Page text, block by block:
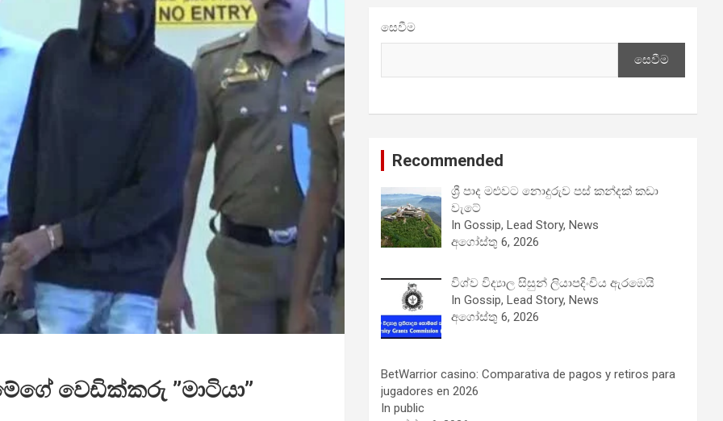
වෙඩික්කරු ”මාටියා”
සෙවීම
සෙවීම
Recommended
ශ්‍රී පාද මළුවට නොදුරුව පස් කන්දක් කඩා
වැටේ
In Gossip, Lead Story, News
අගෝස්තු 6, 2026
විශ්ව විද්‍යාල සිසුන් ලියාපදිංචිය ඇරඹෙයි
In Gossip, Lead Story, News
අගෝස්තු 6, 2026
BetWarrior casino: Comparativa de pagos y retiros para
jugadores en 2026
In public